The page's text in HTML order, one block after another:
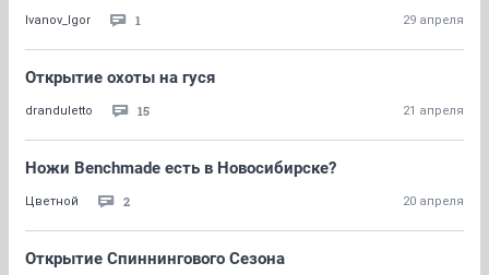
Ivanov_Igor 1 29 апреля
Открытие охоты на гуся
dranduletto 15 21 апреля
Ножи Benchmade есть в Новосибирске?
Цветной 2 20 апреля
Открытие Спиннингового Сезона